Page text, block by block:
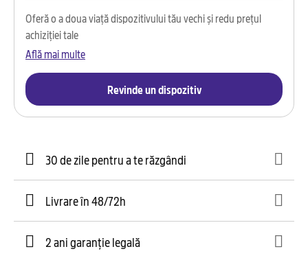
Oferă o a doua viață dispozitivului tău vechi și redu prețul
achiziției tale
Află mai multe
Revinde un dispozitiv
30 de zile pentru a te răzgândi
Livrare în 48/72h
2 ani garanție legală